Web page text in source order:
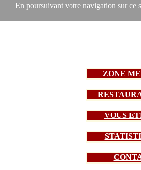
En poursuivant votre navigation sur ce
ZONE
VOUS